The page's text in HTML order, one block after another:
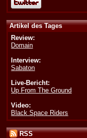
Artikel des Tages
Review:
Domain
Interview:
Sabaton
Live-Bericht:
Up From The Ground
Video:
Black Space Riders
RSS